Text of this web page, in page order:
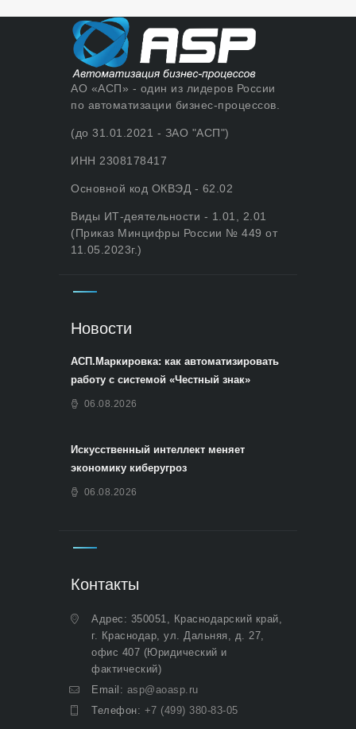
АО «АСП» - один из лидеров России
по автоматизации бизнес-процессов.
(до 31.01.2021 - ЗАО "АСП")
ИНН 2308178417
Основной код ОКВЭД - 62.02
Виды ИТ-деятельности - 1.01, 2.01
(Приказ Минцифры России № 449 от
11.05.2023г.)
Новости
АСП.Маркировка: как автоматизировать
работу с системой «Честный знак»
06.08.2026
Искусственный интеллект меняет
экономику киберугроз
06.08.2026
Контакты
Адрес: 350051, Краснодарский край,
г. Краснодар, ул. Дальняя, д. 27,
офис 407 (Юридический и
фактический)
Email: asp@aoasp.ru
Телефон: +7 (499) 380-83-05